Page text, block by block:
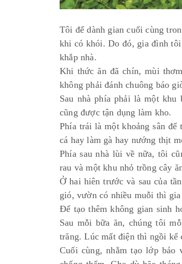
Tôi để dành gian cuối cùng
khi có khói. Do đó, gia đình
khắp nhà.
Khi thức ăn đã chín, mùi
không phải đánh chuông báo
Sau nhà phía phải là một khu
cũng được tận dụng làm kho.
Phía trái là một khoảng sân
cá hay làm gà hay nướng thịt
Phía sau nhà lùi về nữa, tôi
rau và một khu nhỏ trồng cây
Ở hai hiên trước và sau của
gió, vườn có nhiều muỗi thì
Để tạo thêm không gian sinh
Sau mỗi bữa ăn, chúng tôi
trăng. Lúc mất điện thì ngồi kể
Cuối cùng, nhằm tạo lớp bảo